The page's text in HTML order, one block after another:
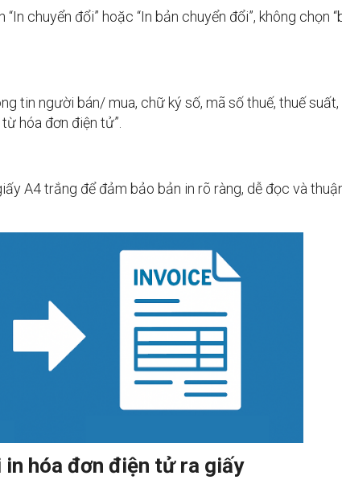
chuyển đổi” hoặc “In bản chuyển đổi”, không chọn
tin người bán/ mua, chữ ký số, mã số thuế, thuế suất,
hóa đơn điện tử”.
A4 trắng để đảm bảo bản in rõ ràng, dễ đọc và
hóa đơn điện tử ra giấy